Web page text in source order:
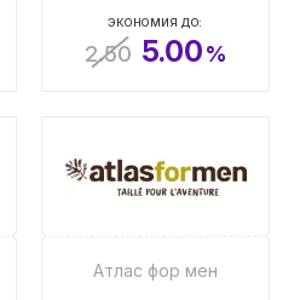
ЭКОНОМИЯ ДО:
2.50 5.00%
Атлас фор мен